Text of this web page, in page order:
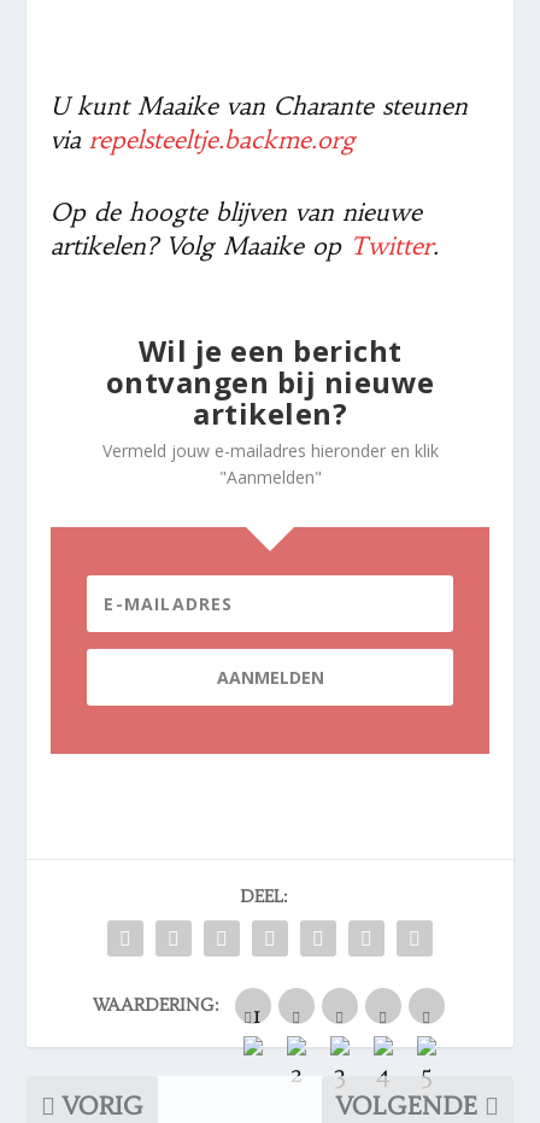
U kunt Maaike van Charante steunen
viarepelsteeltje.backme.org
Op de hoogte blijven van nieuwe
artikelen? Volg Maaike op Twitter.
Wil je een bericht
ontvangen bij nieuwe
artikelen?
Vermeld jouw e-mailadres hieronder en klik
"Aanmelden"
DEEL:
WAARDERING:
VORIG VOLGENDE